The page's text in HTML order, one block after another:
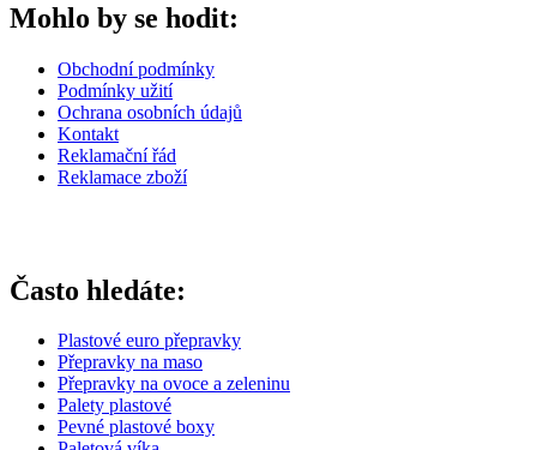
Mohlo by se hodit:
Obchodní podmínky
Podmínky užití
Ochrana osobních údajů
Kontakt
Reklamační řád
Reklamace zboží
Často hledáte:
Plastové euro přepravky
Přepravky na maso
Přepravky na ovoce a zeleninu
Palety plastové
Pevné plastové boxy